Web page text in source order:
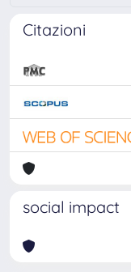
Citazioni
social impact